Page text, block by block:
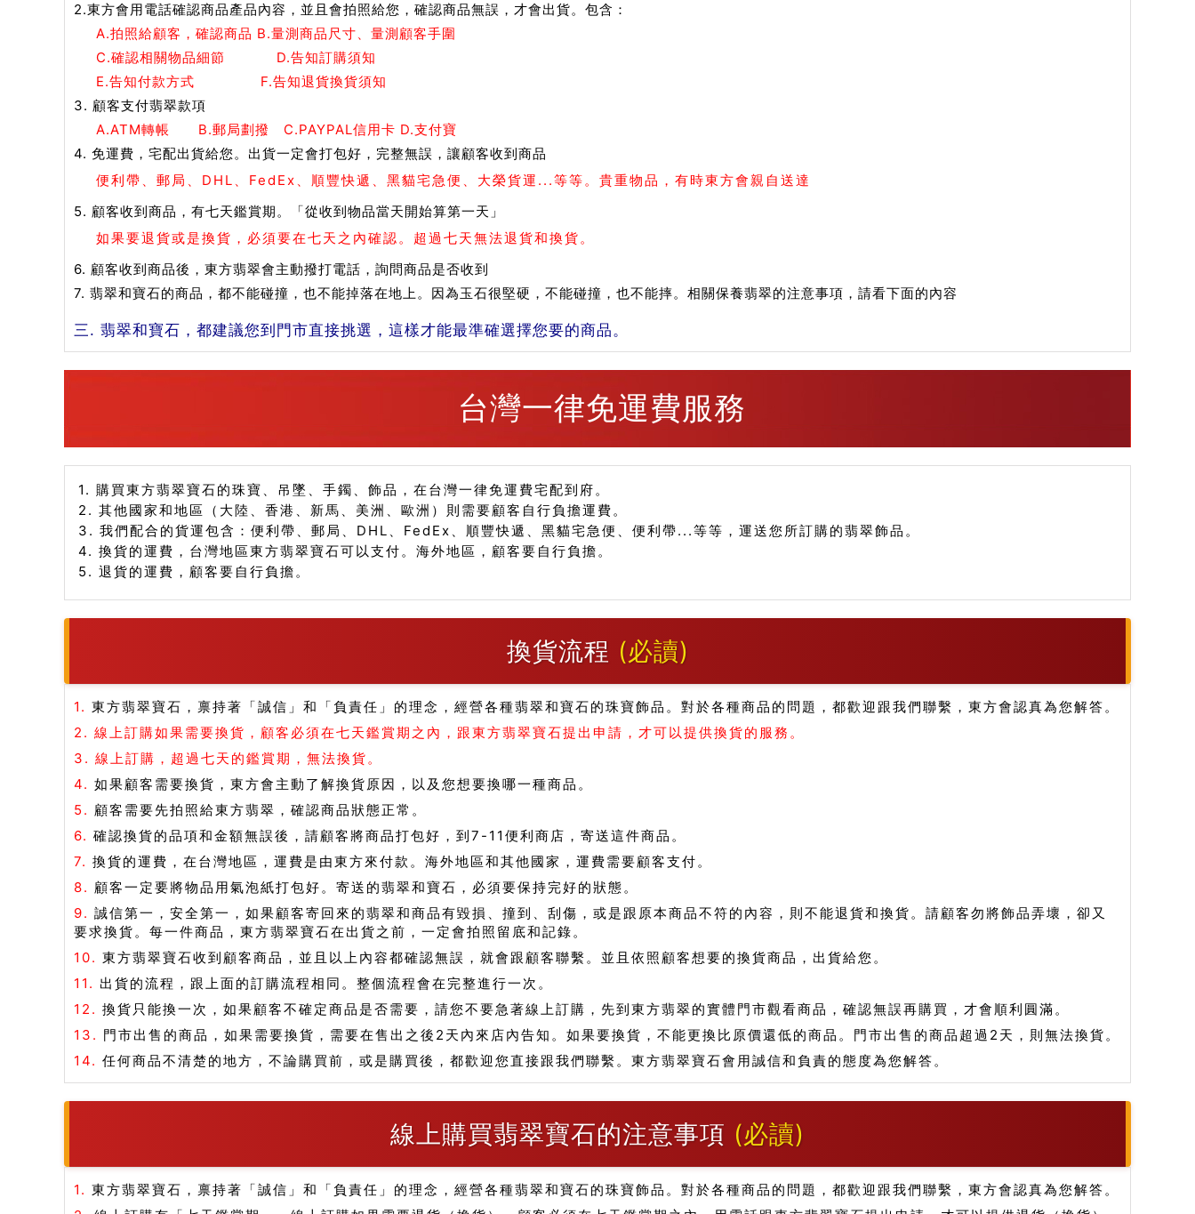
2.東方會用電話確認商品產品內容，並且會拍照給您，確認商品無誤，才會出貨。包含：
A.拍照給顧客，確認商品 B.量測商品尺寸、量測顧客手圍
C.確認相關物品細節 D.告知訂購須知
E.告知付款方式 F.告知退貨換貨須知
3. 顧客支付翡翠款項
A.ATM轉帳 B.郵局劃撥 C.PAYPAL信用卡 D.支付寶
4. 免運費，宅配出貨給您。出貨一定會打包好，完整無誤，讓顧客收到商品
便利帶、郵局、DHL、FedEx、順豐快遞、黑貓宅急便、大榮貨運...等等。貴重物品，有時東方會親自送達
5. 顧客收到商品，有七天鑑賞期。「從收到物品當天開始算第一天」
如果要退貨或是換貨，必須要在七天之內確認。超過七天無法退貨和換貨。
6. 顧客收到商品後，東方翡翠會主動撥打電話，詢問商品是否收到
7. 翡翠和寶石的商品，都不能碰撞，也不能掉落在地上。因為玉石很堅硬，不能碰撞，也不能摔。相關保養翡翠的注意事項，請看下面的內容
三. 翡翠和寶石，都建議您到門市直接挑選，這樣才能最準確選擇您要的商品。
台灣一律免運費服務
1. 購買東方翡翠寶石的珠寶、吊墜、手鐲、飾品，在台灣一律免運費宅配到府。
2. 其他國家和地區（大陸、香港、新馬、美洲、歐洲）則需要顧客自行負擔運費。
3. 我們配合的貨運包含：便利帶、郵局、DHL、FedEx、順豐快遞、黑貓宅急便、便利帶...等等，運送您所訂購的翡翠飾品。
4. 換貨的運費，台灣地區東方翡翠寶石可以支付。海外地區，顧客要自行負擔。
5. 退貨的運費，顧客要自行負擔。
換貨流程 (必讀)
1. 東方翡翠寶石，禀持著「誠信」和「負責任」的理念，經營各種翡翠和寶石的珠寶飾品。對於各種商品的問題，都歡迎跟我們聯繫，東方會認真為您解答。
2. 線上訂購如果需要換貨，顧客必須在七天鑑賞期之內，跟東方翡翠寶石提出申請，才可以提供換貨的服務。
3. 線上訂購，超過七天的鑑賞期，無法換貨。
4. 如果顧客需要換貨，東方會主動了解換貨原因，以及您想要換哪一種商品。
5. 顧客需要先拍照給東方翡翠，確認商品狀態正常。
6. 確認換貨的品項和金額無誤後，請顧客將商品打包好，到7-11便利商店，寄送這件商品。
7. 換貨的運費，在台灣地區，運費是由東方來付款。海外地區和其他國家，運費需要顧客支付。
8. 顧客一定要將物品用氣泡紙打包好。寄送的翡翠和寶石，必須要保持完好的狀態。
9. 誠信第一，安全第一，如果顧客寄回來的翡翠和商品有毀損、撞到、刮傷，或是跟原本商品不符的內容，則不能退貨和換貨。請顧客勿將飾品弄壞，卻又
要求換貨。每一件商品，東方翡翠寶石在出貨之前，一定會拍照留底和記錄。
10. 東方翡翠寶石收到顧客商品，並且以上內容都確認無誤，就會跟顧客聯繫。並且依照顧客想要的換貨商品，出貨給您。
11. 出貨的流程，跟上面的訂購流程相同。整個流程會在完整進行一次。
12. 換貨只能換一次，如果顧客不確定商品是否需要，請您不要急著線上訂購，先到東方翡翠的實體門市觀看商品，確認無誤再購買，才會順利圓滿。
13. 門市出售的商品，如果需要換貨，需要在售出之後2天內來店內告知。如果要換貨，不能更換比原價還低的商品。門市出售的商品超過2天，則無法換貨。
14. 任何商品不清楚的地方，不論購買前，或是購買後，都歡迎您直接跟我們聯繫。東方翡翠寶石會用誠信和負責的態度為您解答。
線上購買翡翠寶石的注意事項 (必讀)
1. 東方翡翠寶石，禀持著「誠信」和「負責任」的理念，經營各種翡翠和寶石的珠寶飾品。對於各種商品的問題，都歡迎跟我們聯繫，東方會認真為您解答。